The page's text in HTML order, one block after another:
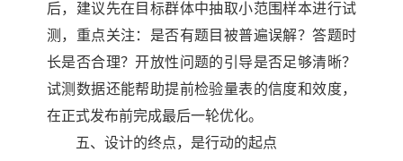
后，建议先在目标群体中抽取小范围样本进行试
测，重点关注：是否有题目被普遍误解？答题时
长是否合理？开放性问题的引导是否足够清晰？
试测数据还能帮助提前检验量表的信度和效度，
在正式发布前完成最后一轮优化。
五、设计的终点，是行动的起点